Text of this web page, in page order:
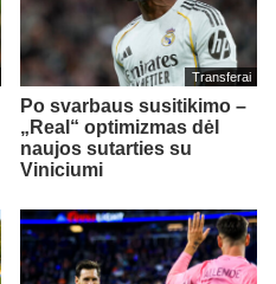
Transferai
Po svarbaus susitikimo –
„Real“ optimizmas dėl
naujos sutarties su
Viniciumi